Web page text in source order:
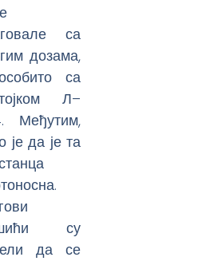
са
дозама,
са
Л–
Међутим,
је да је та
су
да се